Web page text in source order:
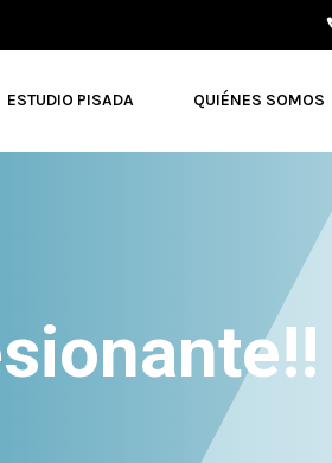
ESTUDIO PISADA QUIÉNES SOMOS